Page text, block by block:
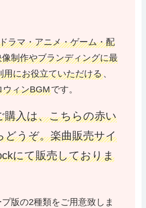
ラマ・アニメ・ゲーム・配
制作やブランディングに最
用にお役立ていただける、
ウィンBGMです。
購入は、こちらの赤い
どうぞ。楽曲販売サイ
にて販売しておりま
版の2種類をご用意致しま